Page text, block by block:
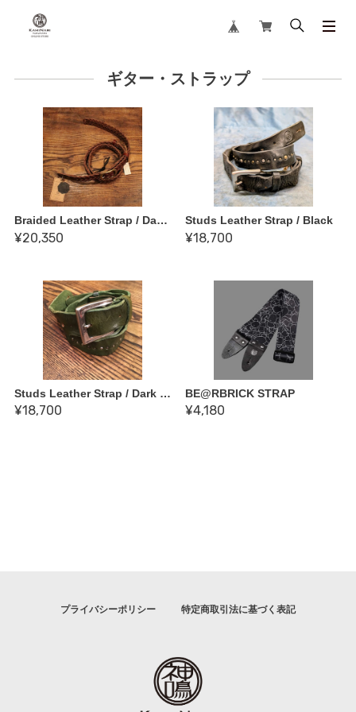
ギター・ストラップ
Braided Leather Strap / Dark Brown
¥20,350
Studs Leather Strap / Black
¥18,700
Studs Leather Strap / Dark green
¥18,700
BE@RBRICK STRAP
¥4,180
プライバシーポリシー 特定商取引法に基づく表記